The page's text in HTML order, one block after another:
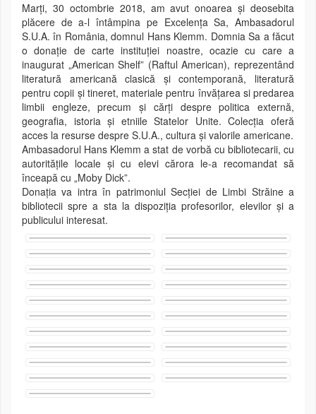
Marți, 30 octombrie 2018, am avut onoarea și deosebita
plăcere de a-l întâmpina pe Excelența Sa, Ambasadorul
S.U.A. în România, domnul Hans Klemm. Domnia Sa a făcut
o donație de carte instituției noastre, ocazie cu care a
inaugurat „American Shelf” (Raftul American), reprezentând
literatură americană clasică şi contemporană, literatură
pentru copii şi tineret, materiale pentru învăţarea si predarea
limbii engleze, precum şi cărţi despre politica externă,
geografia, istoria și etniile Statelor Unite. Colecţia oferă
acces la resurse despre S.U.A., cultura şi valorile americane.
Ambasadorul Hans Klemm a stat de vorbă cu bibliotecarii, cu
autoritățile locale și cu elevi cărora le-a recomandat să
înceapă cu „Moby Dick”.
Donaţia va intra în patrimoniul Secției de Limbi Străine a
bibliotecii spre a sta la dispoziţia profesorilor, elevilor şi a
publicului interesat.